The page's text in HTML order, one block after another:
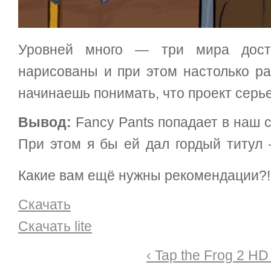
Уровней много — три мира
нарисованы и при этом настолько
начинаешь понимать, что проект
Вывод: Fancy Pants попадает в наш
При этом я бы ей дал гордый
Какие вам ещё нужны
Скачать
Скачать lite
‹ Tap the Frog 2